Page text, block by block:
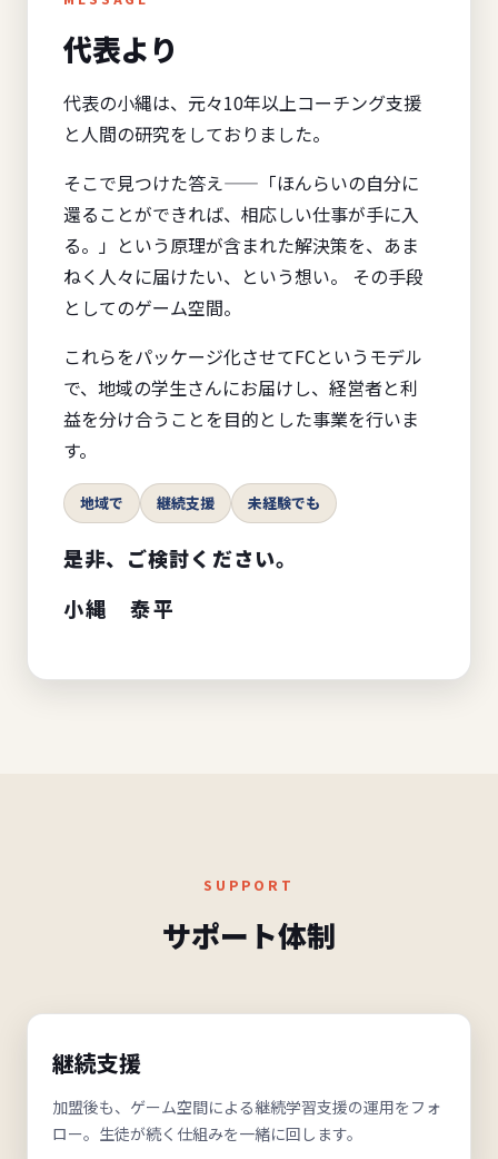
代表より
代表の小縄は、元々10年以上コーチング支援
と人間の研究をしておりました。
そこで見つけた答え——「ほんらいの自分に
還ることができれば、相応しい仕事が手に入
る。」という原理が含まれた解決策を、あま
ねく人々に届けたい、という想い。 その手段
としてのゲーム空間。
これらをパッケージ化させてFCというモデル
で、地域の学生さんにお届けし、経営者と利
益を分け合うことを目的とした事業を行いま
す。
地域で 継続支援 未経験でも
是非、ご検討ください。
小縄 泰平
SUPPORT
サポート体制
継続支援
加盟後も、ゲーム空間による継続学習支援の運用をフォ
ロー。生徒が続く仕組みを一緒に回します。